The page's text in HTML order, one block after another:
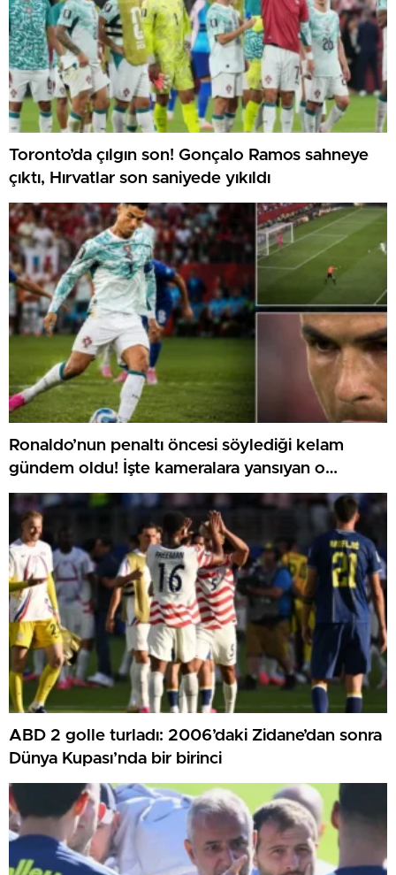
Toronto’da çılgın son! Gonçalo Ramos sahneye
çıktı, Hırvatlar son saniyede yıkıldı
Ronaldo’nun penaltı öncesi söylediği kelam
gündem oldu! İşte kameralara yansıyan o
görüntü…
ABD 2 golle turladı: 2006’daki Zidane’dan sonra
Dünya Kupası’nda bir birinci